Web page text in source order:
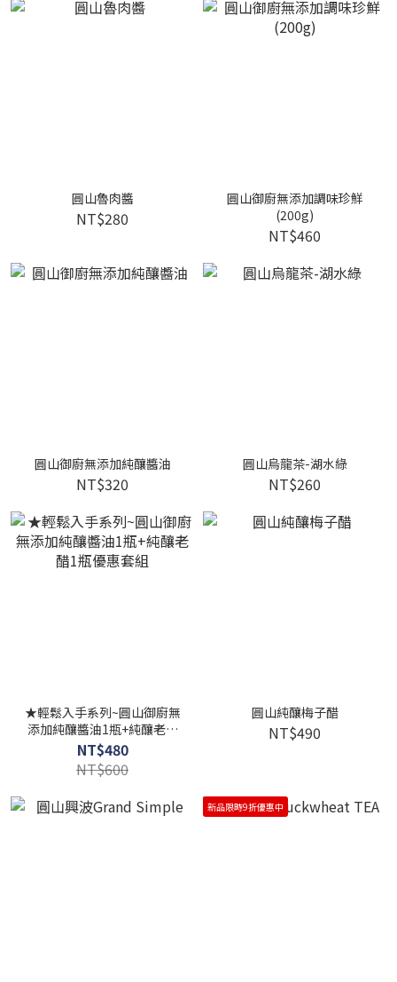
圓山魯肉醬
NT$280
圓山御廚無添加調味珍鮮
(200g)
NT$460
圓山御廚無添加純釀醬油
NT$320
圓山烏龍茶-湖水綠
NT$260
★輕鬆入手系列~圓山御廚無
添加純釀醬油1瓶+純釀老醋
1瓶優惠套組
NT$480
NT$600
圓山純釀梅子醋
NT$490
新品限時9折優惠中